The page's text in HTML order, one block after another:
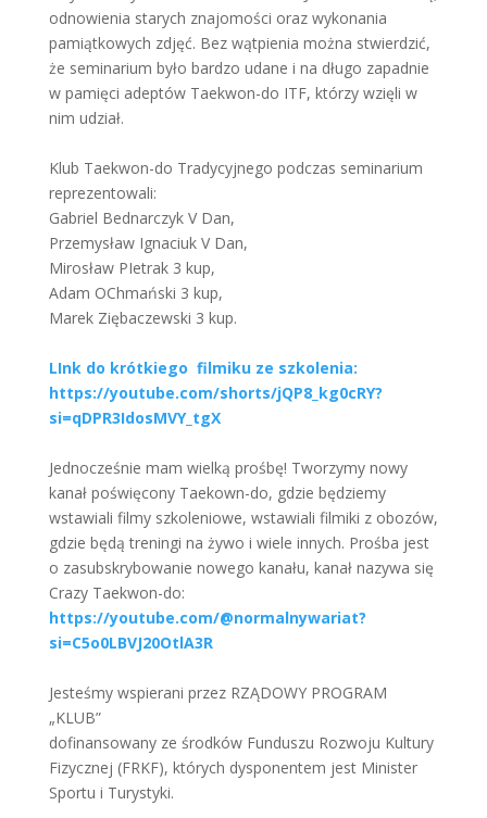
odnowienia starych znajomości oraz wykonania
pamiątkowych zdjęć. Bez wątpienia można stwierdzić,
że seminarium było bardzo udane i na długo zapadnie
w pamięci adeptów Taekwon-do ITF, którzy wzięli w
nim udział.
Klub Taekwon-do Tradycyjnego podczas seminarium
reprezentowali:
Gabriel Bednarczyk V Dan,
Przemysław Ignaciuk V Dan,
Mirosław PIetrak 3 kup,
Adam OChmański 3 kup,
Marek Ziębaczewski 3 kup.
LInk do krótkiego filmiku ze szkolenia:
https://youtube.com/shorts/jQP8_kg0cRY?
si=qDPR3IdosMVY_tgX
Jednocześnie mam wielką prośbę! Tworzymy nowy
kanał poświęcony Taekown-do, gdzie będziemy
wstawiali filmy szkoleniowe, wstawiali filmiki z obozów,
gdzie będą treningi na żywo i wiele innych. Prośba jest
o zasubskrybowanie nowego kanału, kanał nazywa się
Crazy Taekwon-do:
https://youtube.com/@normalnywariat?
si=C5o0LBVJ20OtlA3R
Jesteśmy wspierani przez RZĄDOWY PROGRAM
„KLUB”
dofinansowany ze środków Funduszu Rozwoju Kultury
Fizycznej (FRKF), których dysponentem jest Minister
Sportu i Turystyki.